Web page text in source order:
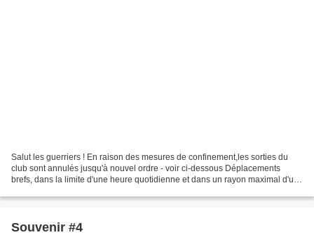
Salut les guerriers ! En raison des mesures de confinement,les sorties du
club sont annulés jusqu'à nouvel ordre - voir ci-dessous Déplacements
brefs, dans la limite d'une heure quotidienne et dans un rayon maximal d'un
Souvenir #4